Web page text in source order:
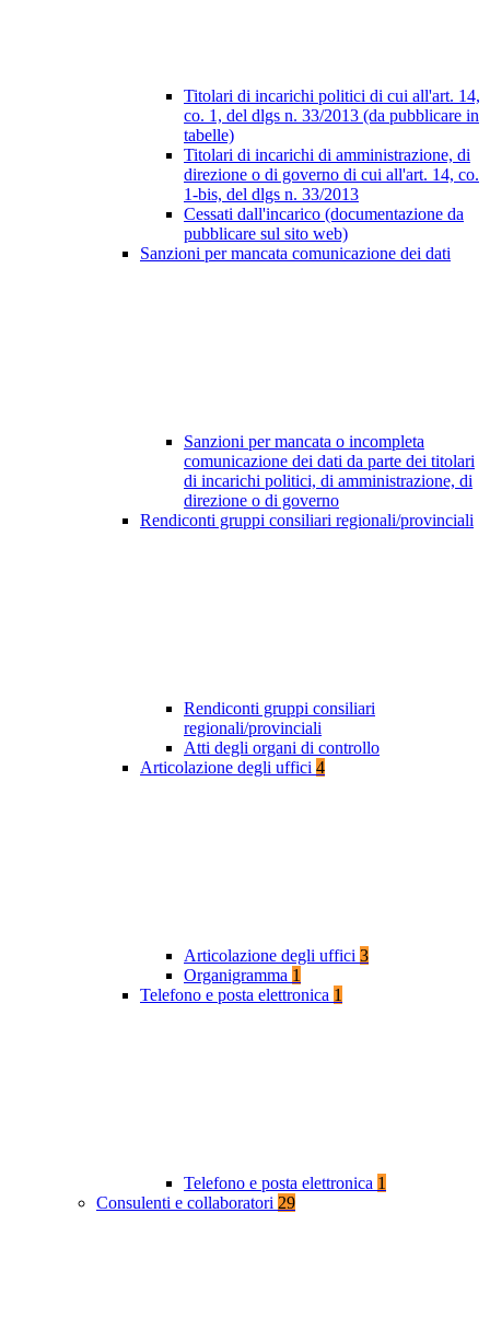
Titolari di incarichi politici di cui all'art. 14,
co. 1, del dlgs n. 33/2013 (da pubblicare in
tabelle)
Titolari di incarichi di amministrazione, di
direzione o di governo di cui all'art. 14, co.
1-bis, del dlgs n. 33/2013
Cessati dall'incarico (documentazione da
pubblicare sul sito web)
Sanzioni per mancata comunicazione dei dati
Sanzioni per mancata o incompleta
comunicazione dei dati da parte dei titolari
di incarichi politici, di amministrazione, di
direzione o di governo
Rendiconti gruppi consiliari regionali/provinciali
Rendiconti gruppi consiliari
regionali/provinciali
Atti degli organi di controllo
Articolazione degli uffici 4
Articolazione degli uffici 3
Organigramma 1
Telefono e posta elettronica 1
Telefono e posta elettronica 1
Consulenti e collaboratori 29